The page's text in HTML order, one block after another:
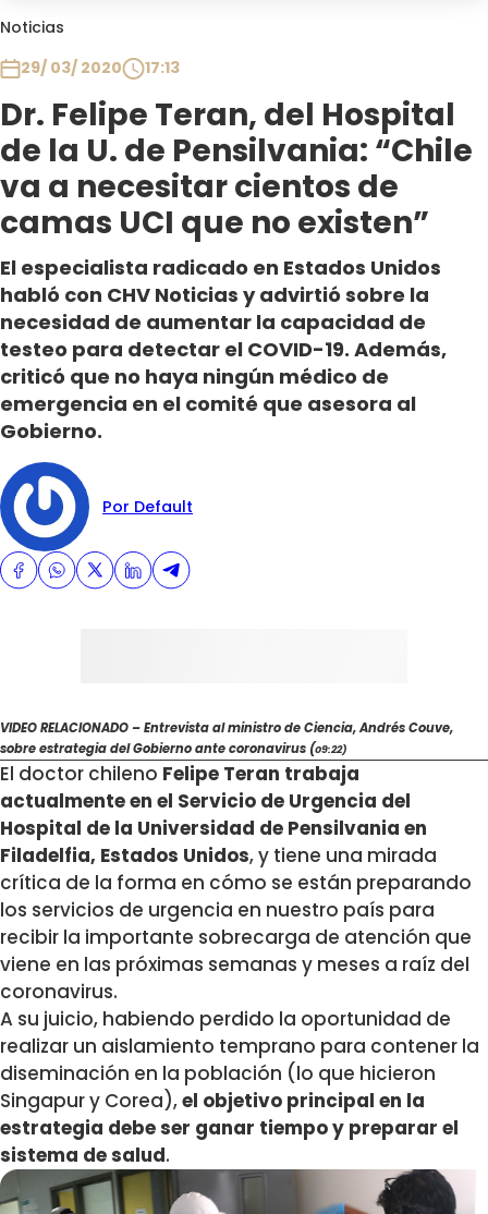
Noticias
29/ 03/ 2020
17:13
Dr. Felipe Teran, del Hospital
de la U. de Pensilvania: “Chile
va a necesitar cientos de
camas UCI que no existen”
El especialista radicado en Estados Unidos
habló con CHV Noticias y advirtió sobre la
necesidad de aumentar la capacidad de
testeo para detectar el COVID-19. Además,
criticó que no haya ningún médico de
emergencia en el comité que asesora al
Gobierno.
Por Default
VIDEO RELACIONADO – Entrevista al ministro de Ciencia, Andrés Couve,
sobre estrategia del Gobierno ante coronavirus (09:22)
El doctor chileno Felipe Teran trabaja
actualmente en el Servicio de Urgencia del
Hospital de la Universidad de Pensilvania en
Filadelfia, Estados Unidos, y tiene una mirada
crítica de la forma en cómo se están preparando
los servicios de urgencia en nuestro país para
recibir la importante sobrecarga de atención que
viene en las próximas semanas y meses a raíz del
coronavirus.
A su juicio, habiendo perdido la oportunidad de
realizar un aislamiento temprano para contener la
diseminación en la población (lo que hicieron
Singapur y Corea),el objetivo principal en la
estrategia debe ser ganar tiempo y preparar el
sistema de salud.
Plan Perfecto
El Tiempo
Sabingo
Todos Los Programas